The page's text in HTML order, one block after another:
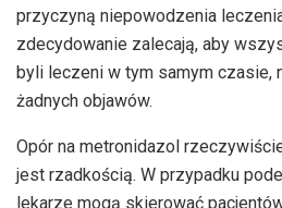
przyczyną niepowodzenia
zdecydowanie zalecają, aby
byli leczeni w tym samym czasie,
żadnych objawów.
Opór na metronidazol
jest rzadkością. W przypadku
lekarze mogą skierować